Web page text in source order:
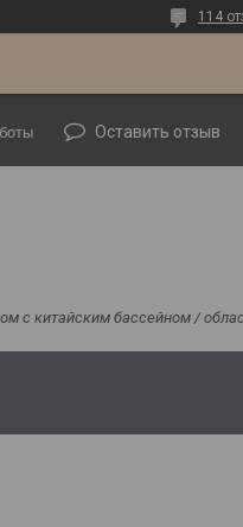
114
Оставить отзыв
с китайским бассейном /